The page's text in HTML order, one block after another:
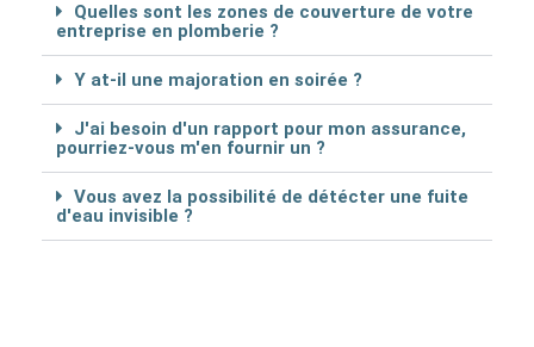
Quelles sont les zones de couverture de votre
entreprise en plomberie ?
Y at-il une majoration en soirée ?
J'ai besoin d'un rapport pour mon assurance,
pourriez-vous m'en fournir un ?
Vous avez la possibilité de détécter une fuite
d'eau invisible ?